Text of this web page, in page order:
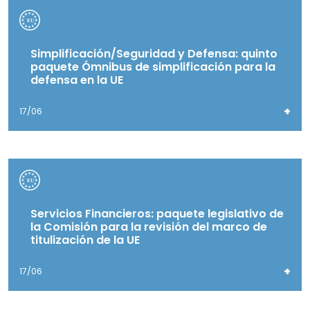
Simplificación/Seguridad y Defensa: quinto
paquete Ómnibus de simplificación para la
defensa en la UE
17/06 +
Servicios Financieros: paquete legislativo de
la Comisión para la revisión del marco de
titulización de la UE
17/06 +